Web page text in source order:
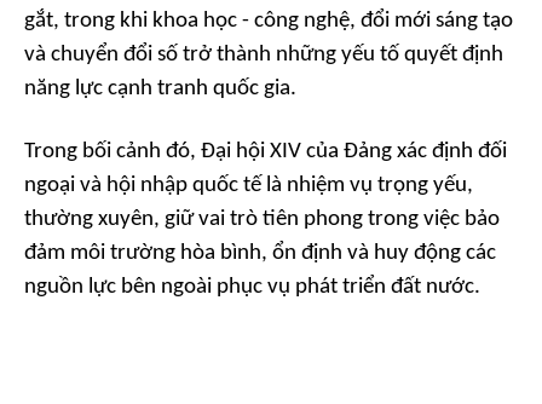
gắt, trong khi khoa học - công nghệ, đổi mới sáng tạo
và chuyển đổi số trở thành những yếu tố quyết định
năng lực cạnh tranh quốc gia.
Trong bối cảnh đó, Đại hội XIV của Đảng xác định đối
ngoại và hội nhập quốc tế là nhiệm vụ trọng yếu,
thường xuyên, giữ vai trò tiên phong trong việc bảo
đảm môi trường hòa bình, ổn định và huy động các
nguồn lực bên ngoài phục vụ phát triển đất nước.